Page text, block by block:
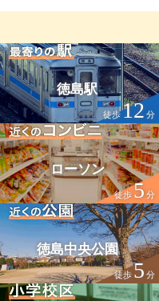
徳島駅
徒歩12 分
ローソン
徒歩5分
徳島中央公園
徒歩5 分